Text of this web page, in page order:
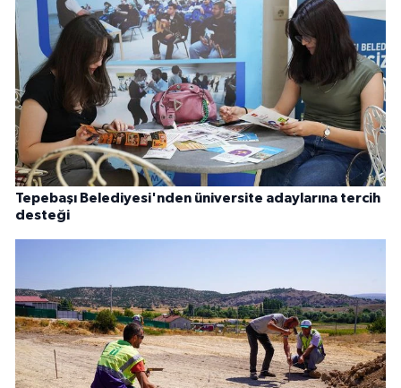
Tepebaşı Belediyesi'nden üniversite adaylarına tercih
desteği